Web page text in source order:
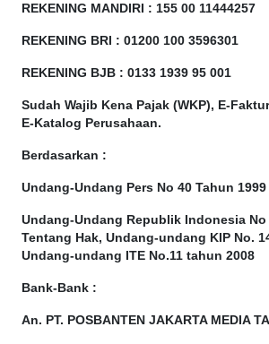
REKENING MANDIRI : 155 00 11444257
REKENING BRI : 01200 100 3596301
REKENING BJB : 0133 1939 95 001
Sudah Wajib Kena Pajak (WKP), E-
E-Katalog Perusahaan.
Berdasarkan :
Undang-Undang Pers No 40 Tahun 1999
Undang-Undang Republik Indonesia No
Tentang Hak, Undang-undang KIP No.
Undang-undang ITE No.11 tahun 2008
Bank-Bank :
An. PT. POSBANTEN JAKARTA MEDIA